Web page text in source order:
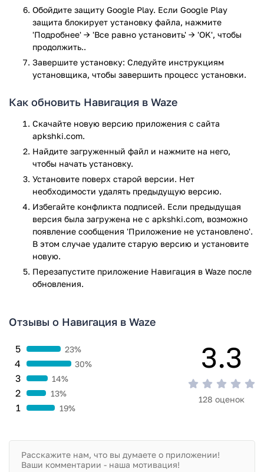
нахождения наиболее дешевых заправок на
маршруте, так и за счет того, чтобы объезжать
препятствие на дорогах;
Можно выбирать голосовых помощников по своему
усмотрению.
В приложении реализуется качественная графика. Она не
постоянно обновляются. Рекомендуется придерживаться
самых последних обновлений, ведь в каждой последующей
версии все становится быстрее, плавнее, безопаснее.
Откуда приложение черпает всю важную информацию по
поводу дорожных пробок, заправок и т.д.? Информация
собирается как из официальных источников, так и от
самих пользователей. Сам водитель, увидев, например,
пробку на дороге, может отметить ее у себя на карте.
Другим пользователям данная информация также
передастся на навигатор.
Компания Waze Ltd была создана в Израиле в 2008-ом
году, а в 2013-ом году она была приобретена Гуглом за
мобильных платформ: Windows Phone, iOS, Android,
Windows Mobile, Symbian и BlackBerry.
Скачать и установить навигатор
Данное приложение, предлагаемое абсолютно бесплатно,
На официальном сайте проекта;
В официальном магазине Гугл;
Во всевозможных сторонних источниках.
Обойдите защиту Google Play. Если Google Play
защита блокирует установку файла, нажмите
'Подробнее' → 'Все равно установить' → 'OK', чтобы
продолжить..
Завершите установку: Следуйте инструкциям
установщика, чтобы завершить процесс установки.
Как обновить Навигация в Waze
Скачайте новую версию приложения с сайта
apkshki.com.
Найдите загруженный файл и нажмите на него,
чтобы начать установку.
Установите поверх старой версии. Нет
необходимости удалять предыдущую версию.
Избегайте конфликта подписей. Если предыдущая
версия была загружена не с apkshki.com, возможно
появление сообщения 'Приложение не установлено'.
В этом случае удалите старую версию и установите
новую.
Перезапустите приложениe Навигация в Waze после
обновления.
Отзывы о Навигация в Waze
1 19%
2 13%
3 14%
4 30%
5 23% 3.3
128 оценок